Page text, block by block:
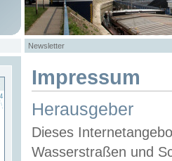
Newsletter
Impressum
Herausgeber
Dieses
Wasserstraßen und